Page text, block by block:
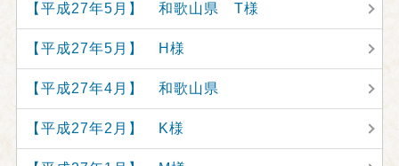
【平成27年5月】 和歌山県 T様
【平成27年5月】 H様
【平成27年4月】 和歌山県
【平成27年2月】 K様